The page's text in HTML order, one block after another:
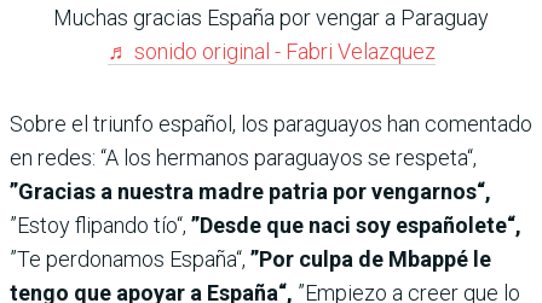
Muchas gracias España por vengar a Paraguay
♬ sonido original - Fabri Velazquez
Sobre el triunfo español, los paraguayos han comentado
en redes: “A los hermanos paraguayos se respeta“,
”Gracias a nuestra madre patria por vengarnos“,
”Estoy flipando tío“, ”Desde que naci soy españolete“,
”Te perdonamos España“, ”Por culpa de Mbappé le
tengo que apoyar a España“, ”Empiezo a creer que lo